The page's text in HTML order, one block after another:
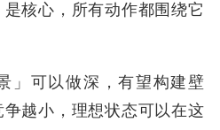
核心，所有动作都围绕它
」可以做深，有望构建壁
越小，理想状态可以在这